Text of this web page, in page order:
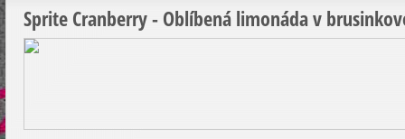
Sprite Cranberry - Oblíbená limonáda v